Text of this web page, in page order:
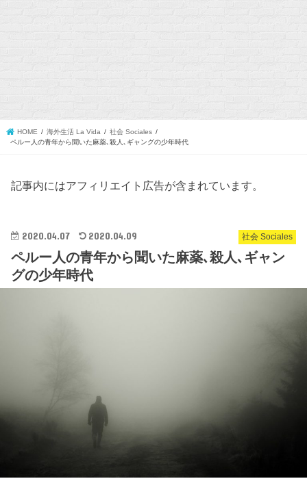
HOME 海外生活 La Vida
社会 Sociales
ペルー人の青年から聞いた麻薬､殺人､ギャングの少年時代
記事内にはアフィリエイト広告が含まれています。
社会 Sociales
2020.04.07 2020.04.09
ペルー人の青年から聞いた麻薬､殺人､ギャン
グの少年時代